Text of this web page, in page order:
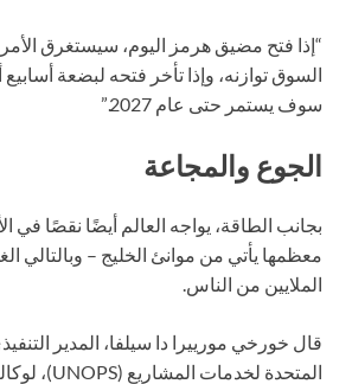
“إذا فتح مضيق هرمز اليوم، سيستغرق
السوق توازنه، وإذا تأخر فتحه لبضعة
سوف يستمر حتى عام 2027.”
الجوع والمجاعة
بجانب الطاقة، يواجه العالم أيضًا نقصًا في
معظمها يأتي من موانئ الخليج – وبالتالي
الملايين من الناس.
قال خورخي مورييرا دا سيلفا، المدير
المتحدة لخدمات المشاريع (UNOPS)، لوكالة